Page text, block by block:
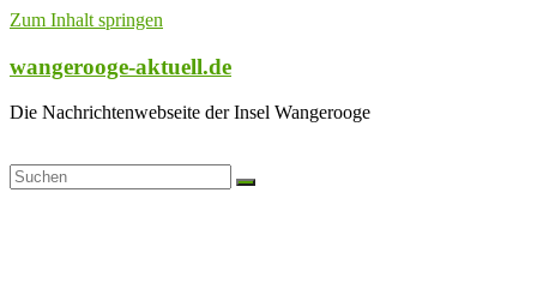
Zum Inhalt springen
wangerooge-aktuell.de
Die Nachrichtenwebseite der Insel Wangerooge